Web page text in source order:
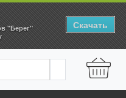
"Берег"
Скачать